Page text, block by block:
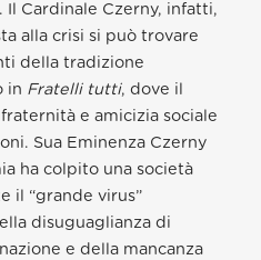
Cardinale Czerny, infatti,
alla crisi si può trovare
della tradizione
in Fratelli tutti, dove il
e amicizia sociale
Sua Eminenza Czerny
ha colpito una società
il “grande virus”
disuguaglianza di
e della mancanza